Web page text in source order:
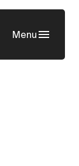
Menu